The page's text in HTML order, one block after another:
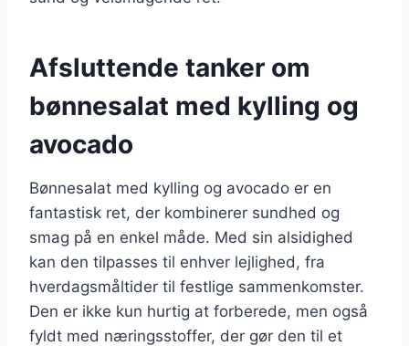
Afsluttende tanker om
bønnesalat med kylling og
avocado
Bønnesalat med kylling og avocado er en
fantastisk ret, der kombinerer sundhed og
smag på en enkel måde. Med sin alsidighed
kan den tilpasses til enhver lejlighed, fra
hverdagsmåltider til festlige sammenkomster.
Den er ikke kun hurtig at forberede, men også
fyldt med næringsstoffer, der gør den til et